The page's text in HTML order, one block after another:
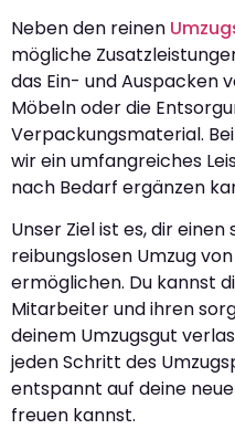
Neben den reinen
mögliche
das Ein- und Auspacken
Möbeln oder die
Verpackungsmaterial.
wir ein umfangreiches
nach Bedarf ergänzen
Unser Ziel ist es, dir
reibungslosen Umzug
ermöglichen. Du kannst
Mitarbeiter und ihren
deinem Umzugsgut
jeden Schritt des
entspannt auf deine
freuen kannst.